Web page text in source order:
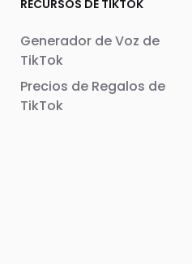
RECURSOS DE TIKTOK
Generador de Voz de
TikTok
Precios de Regalos de
TikTok